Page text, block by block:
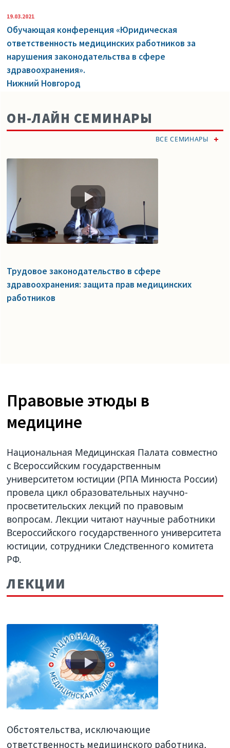
19.03.2021
Обучающая конференция «Юридическая
ответственность медицинских работников за
нарушения законодательства в сфере
здравоохранения».
Нижний Новгород
ОН-ЛАЙН СЕМИНАРЫ
ВСЕ СЕМИНАРЫ
Трудовое законодательство в сфере
здравоохранения: защита прав медицинских
работников
Правовые этюды в
медицине
Национальная Медицинская Палата совместно
с Всероссийским государственным
университетом юстиции (РПА Минюста России)
провела цикл образовательных научно-
просветительских лекций по правовым
вопросам. Лекции читают научные работники
Всероссийского государственного университета
юстиции, сотрудники Следственного комитета
РФ.
ЛЕКЦИИ
Обстоятельства, исключающие
ответственность медицинского работника,